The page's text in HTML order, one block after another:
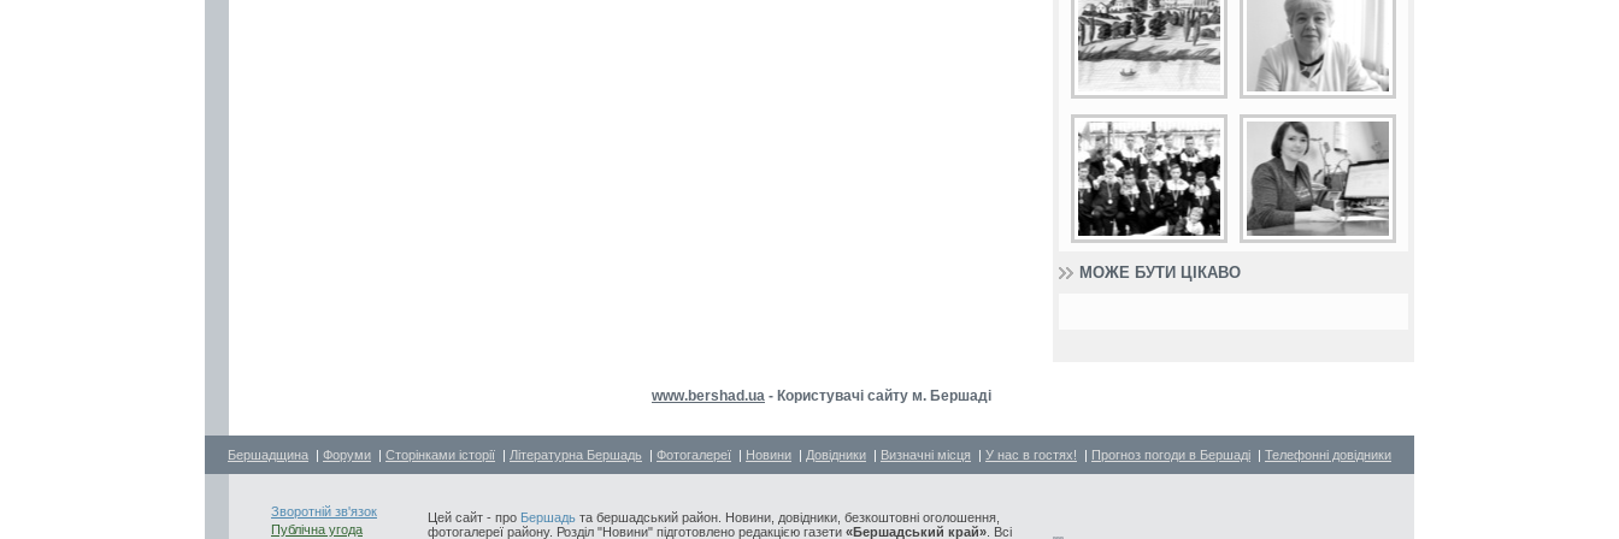
МОЖЕ БУТИ ЦІКАВО
www.bershad.ua - Користувачі сайту м. Бершаді
Бершадщина | Форуми | Сторінками історії | Літературна Бершадь | Фотогалереї | Новини | Довідники | Визначні місця | У нас в гостях! | Прогноз погоди в Бершаді | Телефонні довідники
Зворотній зв'язок
Публічна угода
Цей сайт - про Бершадь та бершадський район. Новини, довідники, безкоштовні оголошення,
фотогалереї району. Розділ "Новини" підготовлено редакцією газети «Бершадський край» . Всі